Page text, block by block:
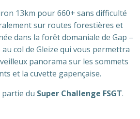
13km pour 660+ sans difficulté
sur routes forestières et
dans la forêt domaniale de Gap –
au col de Gleize qui vous permettra
panorama sur les sommets
et la cuvette gapençaise.
du Super Challenge FSGT.